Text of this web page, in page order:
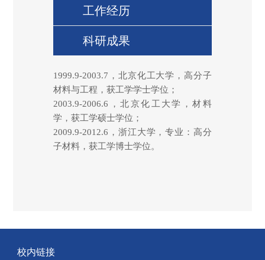
工作经历
科研成果
1999.9-2003.7，北京化工大学，高分子
材料与工程，获工学学士学位；
2003.9-2006.6，北京化工大学，材料
学，获工学硕士学位；
2009.9-2012.6，浙江大学，专业：高分
子材料，获工学博士学位。
校内链接